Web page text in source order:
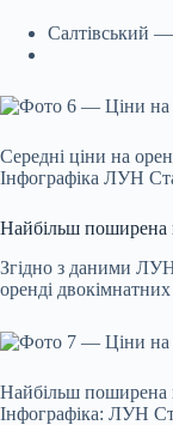
Салтівський
Середні ціни на
Інфографіка ЛУН
Найбільш поширена
Згідно з даними
оренді
Найбільш поширена
Інфографіка: ЛУН